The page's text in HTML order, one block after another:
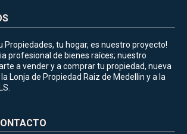
Propiedades, tu hogar, es nuestro proyecto!
profesional de bienes raíces; nuestro
a vender y a comprar tu propiedad, nueva
Lonja de Propiedad Raiz de Medellin y a la